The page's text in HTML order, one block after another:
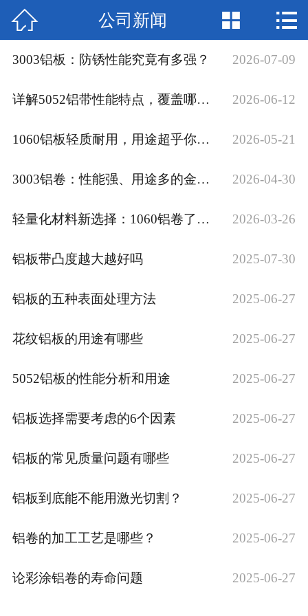
网站首页
联系我们
 公司新闻  
3003铝板：防锈性能究竟有多强？ 2026-07-09
详解5052铝带性能特点，覆盖哪些应用领域？ 2026-06-12
1060铝板轻质耐用，用途超乎你想象 2026-05-21
3003铝卷：性能强、用途多的金属材料 2026-04-30
轻量化材料新选择：1060铝卷了解一下 2026-03-26
铝板带凸度越大越好吗 2025-07-30
铝板的五种表面处理方法 2025-06-27
花纹铝板的用途有哪些 2025-06-27
5052铝板的性能分析和用途 2025-06-27
铝板选择需要考虑的6个因素 2025-06-27
铝板的常见质量问题有哪些 2025-06-27
铝板到底能不能用激光切割？ 2025-06-27
铝卷的加工工艺是哪些？ 2025-06-27
论彩涂铝卷的寿命问题 2025-06-27